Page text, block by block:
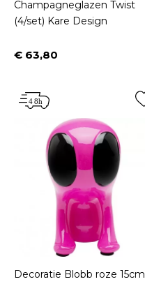
Champagneglazen Twist
(4/set) Kare Design
Prijs
€ 63,80
Decoratie Blobb roze 15cm